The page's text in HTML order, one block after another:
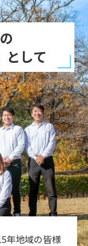
として
年地域の皆様